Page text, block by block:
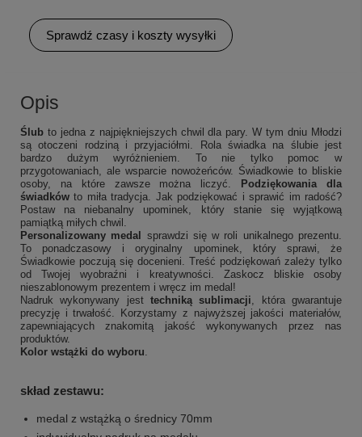
Sprawdź czasy i koszty wysyłki
Opis
Ślub to jedna z najpiękniejszych chwil dla pary. W tym dniu Młodzi
są otoczeni rodziną i przyjaciółmi. Rola świadka na ślubie jest
bardzo dużym wyróżnieniem. To nie tylko pomoc w
przygotowaniach, ale wsparcie nowożeńców. Świadkowie to bliskie
osoby, na które zawsze można liczyć.
Podziękowania dla
świadków to miła tradycja. Jak podziękować i sprawić im radość?
Postaw na niebanalny upominek, który stanie się wyjątkową
pamiątką miłych chwil.
Personalizowany medal
sprawdzi się w roli unikalnego prezentu.
To ponadczasowy i oryginalny upominek, który sprawi, że
Świadkowie poczują się docenieni. Treść podziękowań zależy tylko
od Twojej wyobraźni i kreatywności. Zaskocz bliskie osoby
nieszablonowym prezentem i wręcz im medal!
Nadruk wykonywany jest techniką sublimacji, która gwarantuje
precyzję i trwałość. Korzystamy z najwyższej jakości materiałów,
zapewniających znakomitą jakość wykonywanych przez nas
produktów.
Kolor wstążki do wyboru.
skład zestawu:
medal z wstążką o średnicy 70mm